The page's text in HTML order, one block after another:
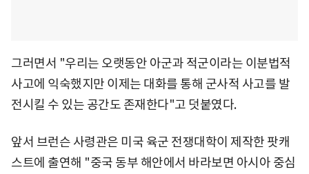
그러면서 "우리는 오랫동안 아군과 적군이라는 이분법적
사고에 익숙했지만 이제는 대화를 통해 군사적 사고를 발
전시킬 수 있는 공간도 존재한다"고 덧붙였다.
앞서 브런슨 사령관은 미국 육군 전쟁대학이 제작한 팟캐
스트에 출연해 "중국 동부 해안에서 바라보면 아시아 중심